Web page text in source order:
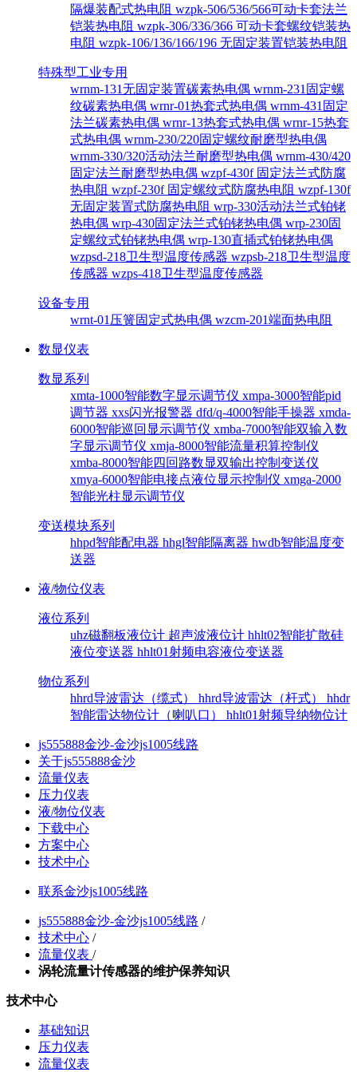
隔爆装配式热电阻 wzpk-506/536/566可动卡套法兰
铠装热电阻 wzpk-306/336/366 可动卡套螺纹铠装热
电阻 wzpk-106/136/166/196 无固定装置铠装热电阻
特殊型工业专用
wrnm-131无固定装置碳素热电偶 wrnm-231固定螺
纹碳素热电偶 wrnr-01热套式热电偶 wrnm-431固定
法兰碳素热电偶 wrnr-13热套式热电偶 wrnr-15热套
式热电偶 wrnm-230/220固定螺纹耐磨型热电偶
wrnm-330/320活动法兰耐磨型热电偶 wrnm-430/420
固定法兰耐磨型热电偶 wzpf-430f 固定法兰式防腐
热电阻 wzpf-230f 固定螺纹式防腐热电阻 wzpf-130f
无固定装置式防腐热电阻 wrp-330活动法兰式铂铑
热电偶 wrp-430固定法兰式铂铑热电偶 wrp-230固
定螺纹式铂铑热电偶 wrp-130直插式铂铑热电偶
wzpsd-218卫生型温度传感器 wzpsb-218卫生型温度
传感器 wzps-418卫生型温度传感器
设备专用
wrnt-01压簧固定式热电偶 wzcm-201端面热电阻
数显仪表
数显系列
xmta-1000智能数字显示调节仪 xmpa-3000智能pid
调节器 xxs闪光报警器 dfd/q-4000智能手操器 xmda-
6000智能巡回显示调节仪 xmba-7000智能双输入数
字显示调节仪 xmja-8000智能流量积算控制仪
xmba-8000智能四回路数显双输出控制变送仪
xmya-6000智能电接点液位显示控制仪 xmga-2000
智能光柱显示调节仪
变送模块系列
hhpd智能配电器 hhgl智能隔离器 hwdb智能温度变
送器
液/物位仪表
液位系列
uhz磁翻板液位计 超声波液位计 hhlt02智能扩散硅
液位变送器 hhlt01射频电容液位变送器
物位系列
hhrd导波雷达（缆式） hhrd导波雷达（杆式） hhdr
智能雷达物位计（喇叭口） hhlt01射频导纳物位计
js555888金沙-金沙js1005线路
关于js555888金沙
流量仪表
压力仪表
液/物位仪表
下载中心
方案中心
技术中心
联系金沙js1005线路
js555888金沙-金沙js1005线路 /
技术中心 /
流量仪表 /
涡轮流量计传感器的维护保养知识
技术中心
基础知识
压力仪表
流量仪表